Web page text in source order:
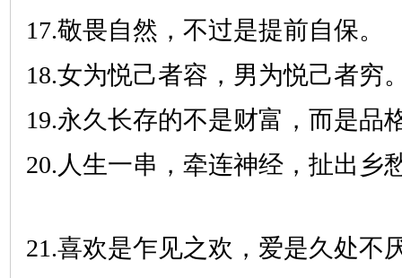
17.敬畏自然，不过是提前自保。
18.女为悦己者容，男为悦己者穷
19.永久长存的不是财富，而是品
20.人生一串，牵连神经，扯出乡
21.喜欢是乍见之欢，爱是久处不